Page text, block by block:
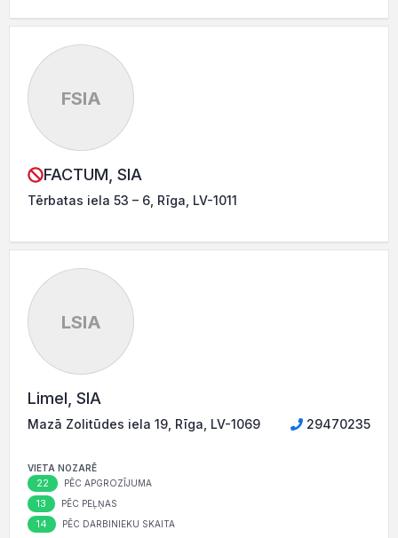
FSIA
FACTUM, SIA
Tērbatas iela 53 – 6, Rīga, LV-1011
LSIA
Limel, SIA
Mazā Zolitūdes iela 19, Rīga, LV-1069 29470235
VIETA NOZARĒ
22 PĒC APGROZĪJUMA
13 PĒC PEĻŅAS
14 PĒC DARBINIEKU SKAITA